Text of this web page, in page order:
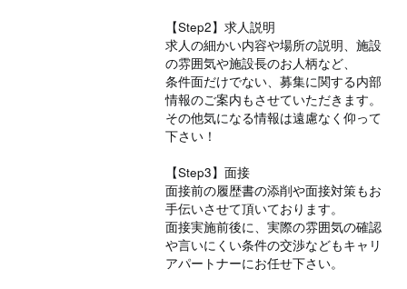
【Step2】求人説明
求人の細かい内容や場所の説明、施設
の雰囲気や施設長のお人柄など、
条件面だけでない、募集に関する内部
情報のご案内もさせていただきます。
その他気になる情報は遠慮なく仰って
下さい！
【Step3】面接
面接前の履歴書の添削や面接対策もお
手伝いさせて頂いております。
面接実施前後に、実際の雰囲気の確認
や言いにくい条件の交渉などもキャリ
アパートナーにお任せ下さい。